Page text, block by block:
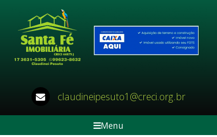
claudineipesuto1@creci.org.br
Menu